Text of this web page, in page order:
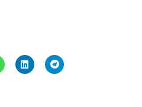
Cliquez
pour
Cliquez
pour
Cliquez
pour